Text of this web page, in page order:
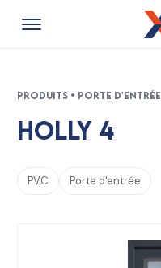
Produits • Porte d'entrée
Holly 4
PVC Porte d'entrée